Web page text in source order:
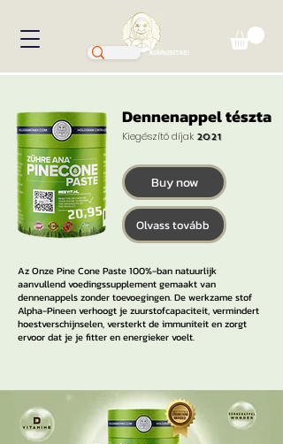
KIÁRUSÍTÁS!
20,95
Dennenappel tészta
Kiegészítő díjak 2021
Buy now
Olvass tovább
Az Onze Pine Cone Paste 100%-ban natuurlijk
aanvullend voedingssupplement gemaakt van
dennenappels zonder toevoegingen. De werkzame stof
Alpha-Pineen verhoogt je zuurstofcapaciteit, vermindert
hoestverschijnselen, versterkt de immuniteit en zorgt
ervoor dat je je fitter en energieker voelt.